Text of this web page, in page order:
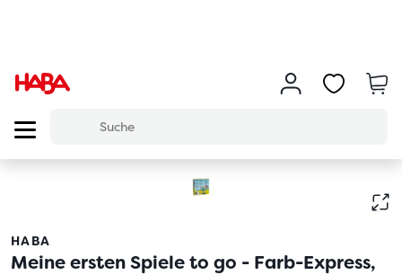
HABA
Meine ersten Spiele to go - Farb-Express,